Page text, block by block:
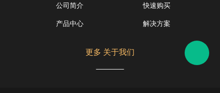
公司简介
快速购买
产品中心
解决方案
更多 关于我们